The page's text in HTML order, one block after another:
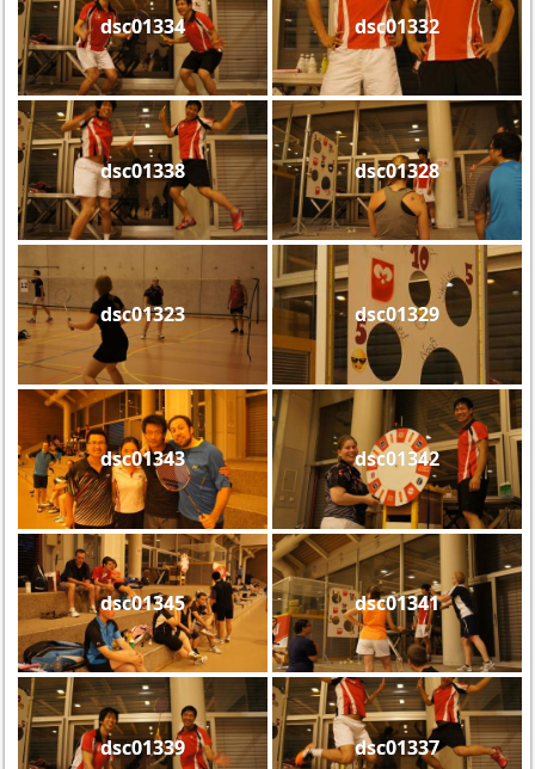
dsc01334 dsc01332
dsc01338 dsc01328
dsc01323 dsc01329
dsc01343 dsc01342
dsc01345 dsc01341
dsc01339 dsc01337